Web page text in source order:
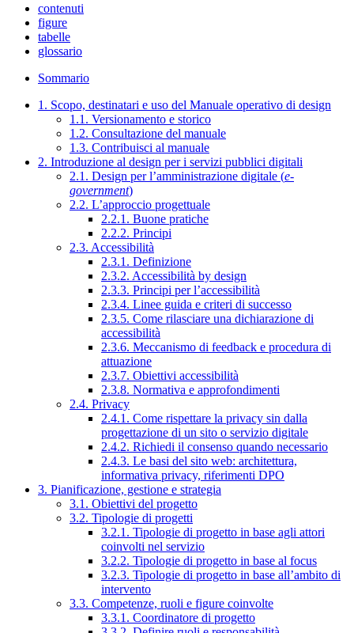
contenuti
figure
tabelle
glossario
Sommario
1. Scopo, destinatari e uso del Manuale operativo di design
1.1. Versionamento e storico
1.2. Consultazione del manuale
1.3. Contribuisci al manuale
2. Introduzione al design per i servizi pubblici digitali
2.1. Design per l’amministrazione digitale (e-
government)
2.2. L’approccio progettuale
2.2.1. Buone pratiche
2.2.2. Principi
2.3. Accessibilità
2.3.1. Definizione
2.3.2. Accessibilità by design
2.3.3. Principi per l’accessibilità
2.3.4. Linee guida e criteri di successo
2.3.5. Come rilasciare una dichiarazione di
accessibilità
2.3.6. Meccanismo di feedback e procedura di
attuazione
2.3.7. Obiettivi accessibilità
2.3.8. Normativa e approfondimenti
2.4. Privacy
2.4.1. Come rispettare la privacy sin dalla
progettazione di un sito o servizio digitale
2.4.2. Richiedi il consenso quando necessario
2.4.3. Le basi del sito web: architettura,
informativa privacy, riferimenti DPO
3. Pianificazione, gestione e strategia
3.1. Obiettivi del progetto
3.2. Tipologie di progetti
3.2.1. Tipologie di progetto in base agli attori
coinvolti nel servizio
3.2.2. Tipologie di progetto in base al focus
3.2.3. Tipologie di progetto in base all’ambito di
intervento
3.3. Competenze, ruoli e figure coinvolte
3.3.1. Coordinatore di progetto